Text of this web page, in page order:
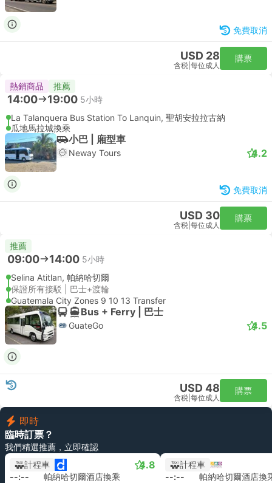
免費取消
USD 28
含税 每位成人
購票
熱銷商品 推薦
14:00 19:00 5小時
La Talanquera Bus Station To Lanquin, 聖胡安拉拉古納
瓜地馬拉城換乘
小巴 | 廂型車
Neway Tours 4.2
免費取消
USD 30
含税 每位成人
購票
推薦
09:00 14:00 5小時
Selina Atitlan, 帕納哈切爾
保證所有接駁 | 巴士+渡輪
Guatemala City Zones 9 10 13 Transfer
Bus + Ferry | 巴士
GuateGo 4.5
USD 48
含税 每位成人
購票
即時
臨時訂票？
我們精選推薦，立即確認
計程車
4.8
--:-- 帕納哈切爾酒店換乘
計程車
--:--
帕納哈切爾酒店換